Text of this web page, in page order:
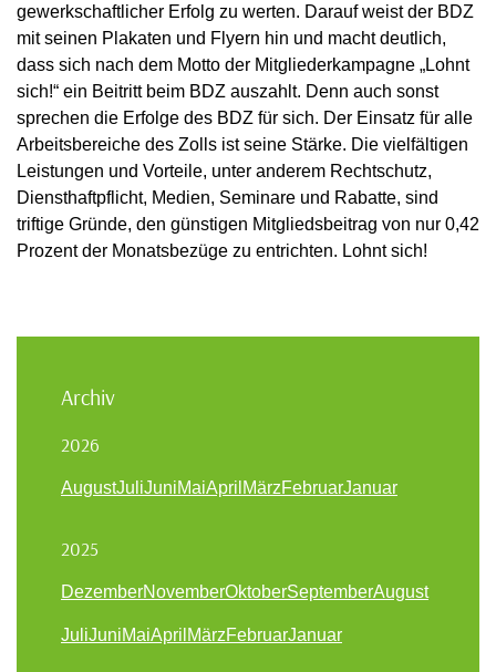
gewerkschaftlicher Erfolg zu werten. Darauf weist der BDZ
mit seinen Plakaten und Flyern hin und macht deutlich,
dass sich nach dem Motto der Mitgliederkampagne „Lohnt
sich!“ ein Beitritt beim BDZ auszahlt. Denn auch sonst
sprechen die Erfolge des BDZ für sich. Der Einsatz für alle
Arbeitsbereiche des Zolls ist seine Stärke. Die vielfältigen
Leistungen und Vorteile, unter anderem Rechtschutz,
Diensthaftpflicht, Medien, Seminare und Rabatte, sind
triftige Gründe, den günstigen Mitgliedsbeitrag von nur 0,42
Prozent der Monatsbezüge zu entrichten. Lohnt sich!
Archiv
2026
AugustJuliJuniMaiApril MärzFebruarJanuar
2025
DezemberNovemberOktoberSeptemberAugust
JuliJuniMaiApril MärzFebruarJanuar